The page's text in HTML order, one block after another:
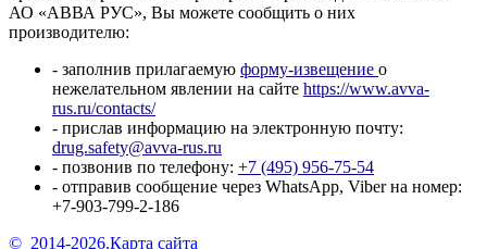
АО «АВВА РУС», Вы можете сообщить о них
производителю:
- заполнив прилагаемую форму-извещение о
нежелательном явлении на сайте https://www.avva-
rus.ru/contacts/
- прислав информацию на электронную почту:
drug.safety@avva-rus.ru
- позвонив по телефону: +7 (495) 956-75-54
- отправив сообщение через WhatsApp, Viber на номер:
+7-903-799-2-186
© 2014-2026.Карта сайта